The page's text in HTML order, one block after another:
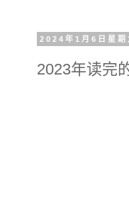
2024年1月6日星期
2023年读完